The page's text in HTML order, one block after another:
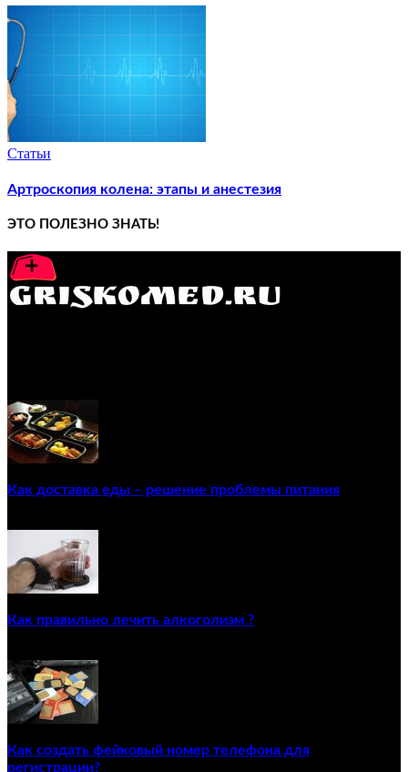
Статьи
Артроскопия колена: этапы и анестезия
ЭТО ПОЛЕЗНО ЗНАТЬ!
Как доставка еды – решение проблемы питания
Как правильно лечить алкоголизм ?
Как создать фейковый номер телефона для
регистрации?